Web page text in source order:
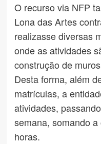
O recurso via NFP
Lona das Artes
realizasse diversas
onde as atividades
construção de
Desta forma, além
matrículas, a
atividades,
semana, somando
horas.